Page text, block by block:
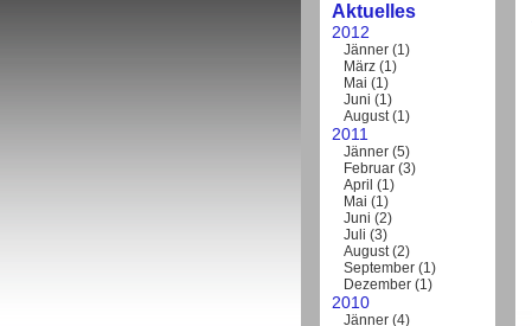
Aktuelles
2012
Jänner (1)
März (1)
Mai (1)
Juni (1)
August(1)
2011
Jänner (5)
Februar (3)
April (1)
Mai (1)
Juni (2)
Juli (3)
August(2)
September (1)
Dezember (1)
2010
Jänner (4)